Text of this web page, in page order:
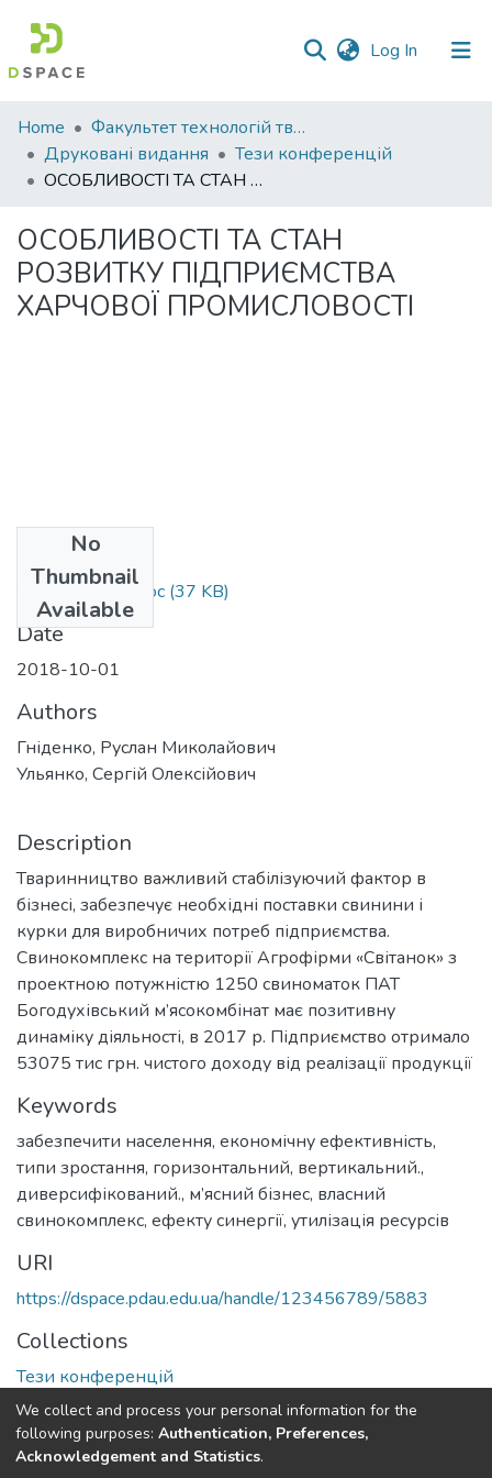
Log In (current)
Communities
&
Collections
Statistics
Home
Факультет технологій тваринництва та продовольства
Друковані видання
Тези конференцій
ОСОБЛИВОСТІ ТА СТАН РОЗВИТКУ ПІДПРИЄМСТВА ХАРЧОВОЇ ПРОМИСЛОВОСТІ
ОСОБЛИВОСТІ ТА СТАН
РОЗВИТКУ ПІДПРИЄМСТВА
ХАРЧОВОЇ ПРОМИСЛОВОСТІ
No
Thumbnail
Available
тези Гніденко.doc (37 KB)
Date
2018-10-01
Authors
Гніденко, Руслан Миколайович
Ульянко, Сергій Олексійович
Description
Тваринництво важливий стабілізуючий фактор в
бізнесі, забезпечує необхідні поставки свинини і
курки для виробничих потреб підприємства.
Свинокомплекс на території Агрофірми «Світанок» з
проектною потужністю 1250 свиноматок ПАТ
Богодухівський м’ясокомбінат має позитивну
динаміку діяльності, в 2017 р. Підприємство отримало
53075 тис грн. чистого доходу від реалізації продукції
Keywords
забезпечити населення, економічну ефективність,
типи зростання, горизонтальний, вертикальний.,
диверсифікований., м’ясний бізнес, власний
свинокомплекс, ефекту синергії, утилізація ресурсів
URI
https://dspace.pdau.edu.ua/handle/123456789/5883
Collections
Тези конференцій
Full item page
We collect and process your personal information for the
following purposes: Authentication, Preferences,
Acknowledgement and Statistics.